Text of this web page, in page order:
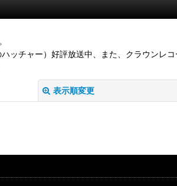
チャー）好評放送中、また、クラウンレ
表示順変更